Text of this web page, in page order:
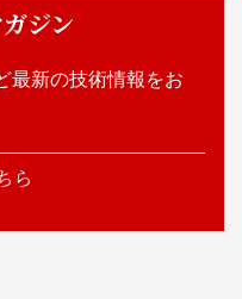
ジン
最新の技術情報をお
ら